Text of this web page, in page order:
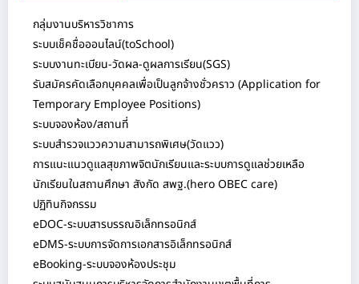
กลุ่มงานบริหารวิชาการ
ระบบเช็คชื่อออนไลน์(toSchool)
ระบบงานทะเบียน-วัดผล-ดูผลการเรียน(SGS)
รับสมัครคัดเลือกบุคคลเพื่อเป็นลูกจ้างชั่วคราว (Application for
Temporary Employee Positions)
ระบบจองห้อง/สถานที่
ระบบสำรวจแววความสามารถพิเศษ(วัดแวว)
การแนะแนวดูแลสุขภาพจิตนักเรียนและระบบการดูแลช่วยเหลือนักเรียนใน
สถานศึกษา สังกัด สพฐ.(hero OBEC care)
ปฏิทินกิจกรรม
eDOC-ระบบสารบรรณอิเล็กทรอนิกส์
eDMS-ระบบการจัดการเอกสารอิเล็กทรอนิกส์
eBooking-ระบบจองห้องประชุม